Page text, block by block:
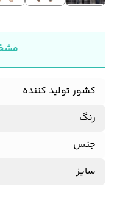
کشور تولید کننده
رنگ
جنس
سایز